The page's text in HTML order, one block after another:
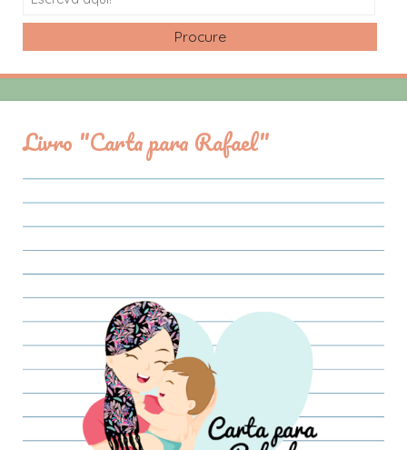
Livro "Carta para Rafael"